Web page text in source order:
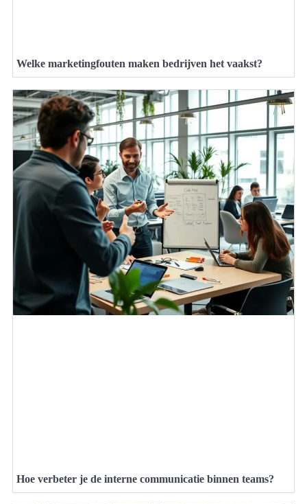
Welke marketingfouten maken bedrijven het vaakst?
Hoe verbeter je de interne communicatie binnen teams?